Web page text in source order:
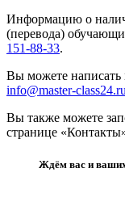
Информацию о
(перевода)
151-88-33.
Вы можете написать
info@master-class24.ru
Вы также можете
странице
Ждём вас и